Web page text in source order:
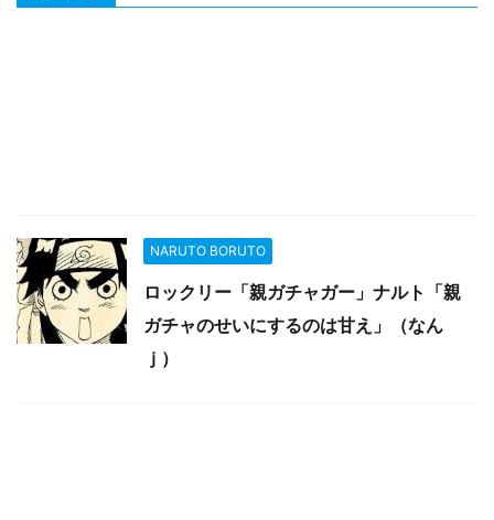
NARUTO BORUTO
ロックリー「親ガチャガー」ナルト「親
ガチャのせいにするのは甘え」（なん
ｊ）